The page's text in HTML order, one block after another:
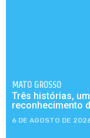
MATO GROSSO
Três histórias,
reconhecimento
6 DE AGOSTO DE